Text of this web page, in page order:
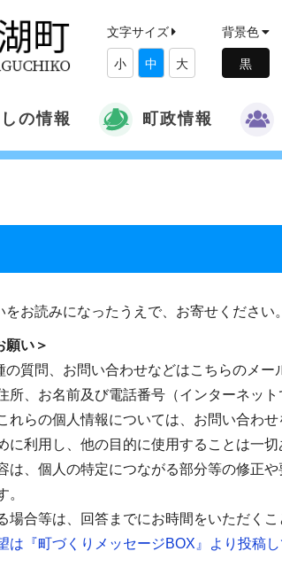
文字サイズ
小 中 大
背景色
の情報 町政情報
お読みになったうえで、お寄せください。
願い＞
質問、お問い合わせなどはこちらのメー
所、お名前及び電話番号（インターネッ
れらの個人情報については、お問い合わ
に利用し、他の目的に使用することは一切
は、個人の特定につながる部分等の修正
。
場合等は、回答までにお時間をいただくこ
は『町づくりメッセージBOX』より投稿し